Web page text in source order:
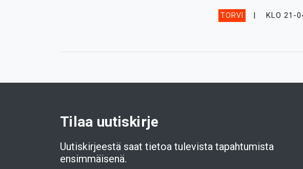
TORVI KLO 21-
Tilaa uutiskirje
Uutiskirjeestä saat tietoa tulevista tapahtumista
ensimmäisenä.